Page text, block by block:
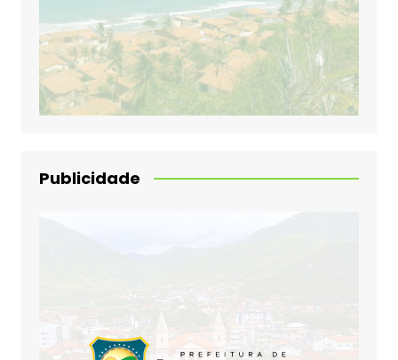
Publicidade